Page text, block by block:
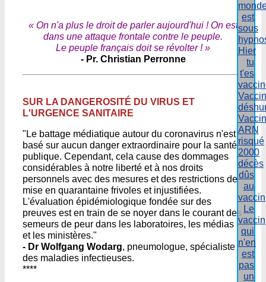
est
sous
Hier
tu
t'es
Vaccin
Vaccin
ARN
risqué
2000
décès
dûs
au
vaccin
Le
vaccin
qui
n'en
est
pas
un
« On n'a plus le droit de parler aujourd'hui ! On est
dans une attaque frontale contre le peuple.
Le peuple français doit se révolter ! »
- Pr. Christian Perronne
SUR LA DANGEROSITÉ DU VIRUS ET
L'URGENCE SANITAIRE
"Le battage médiatique autour du coronavirus n'est
basé sur aucun danger extraordinaire pour la santé
publique. Cependant, cela cause des dommages
considérables à notre liberté et à nos droits
personnels avec des mesures et des restrictions de
mise en quarantaine frivoles et injustifiées.
L'évaluation épidémiologique fondée sur des
preuves est en train de se noyer dans le courant des
semeurs de peur dans les laboratoires, les médias
et les ministères."
- Dr Wolfgang Wodarg, pneumologue, spécialiste
des maladies infectieuses.
****